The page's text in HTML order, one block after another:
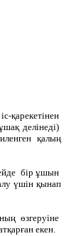
қарекетінен
делінеді)
қалың
бір ұшын
үшін қынап
өзгеруіне
екен.